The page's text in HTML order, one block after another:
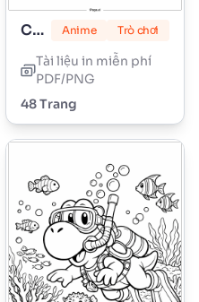
Công chúa Peach Anime Trò chơi
Tài liệu in miễn phí
PDF/PNG
48 Trang